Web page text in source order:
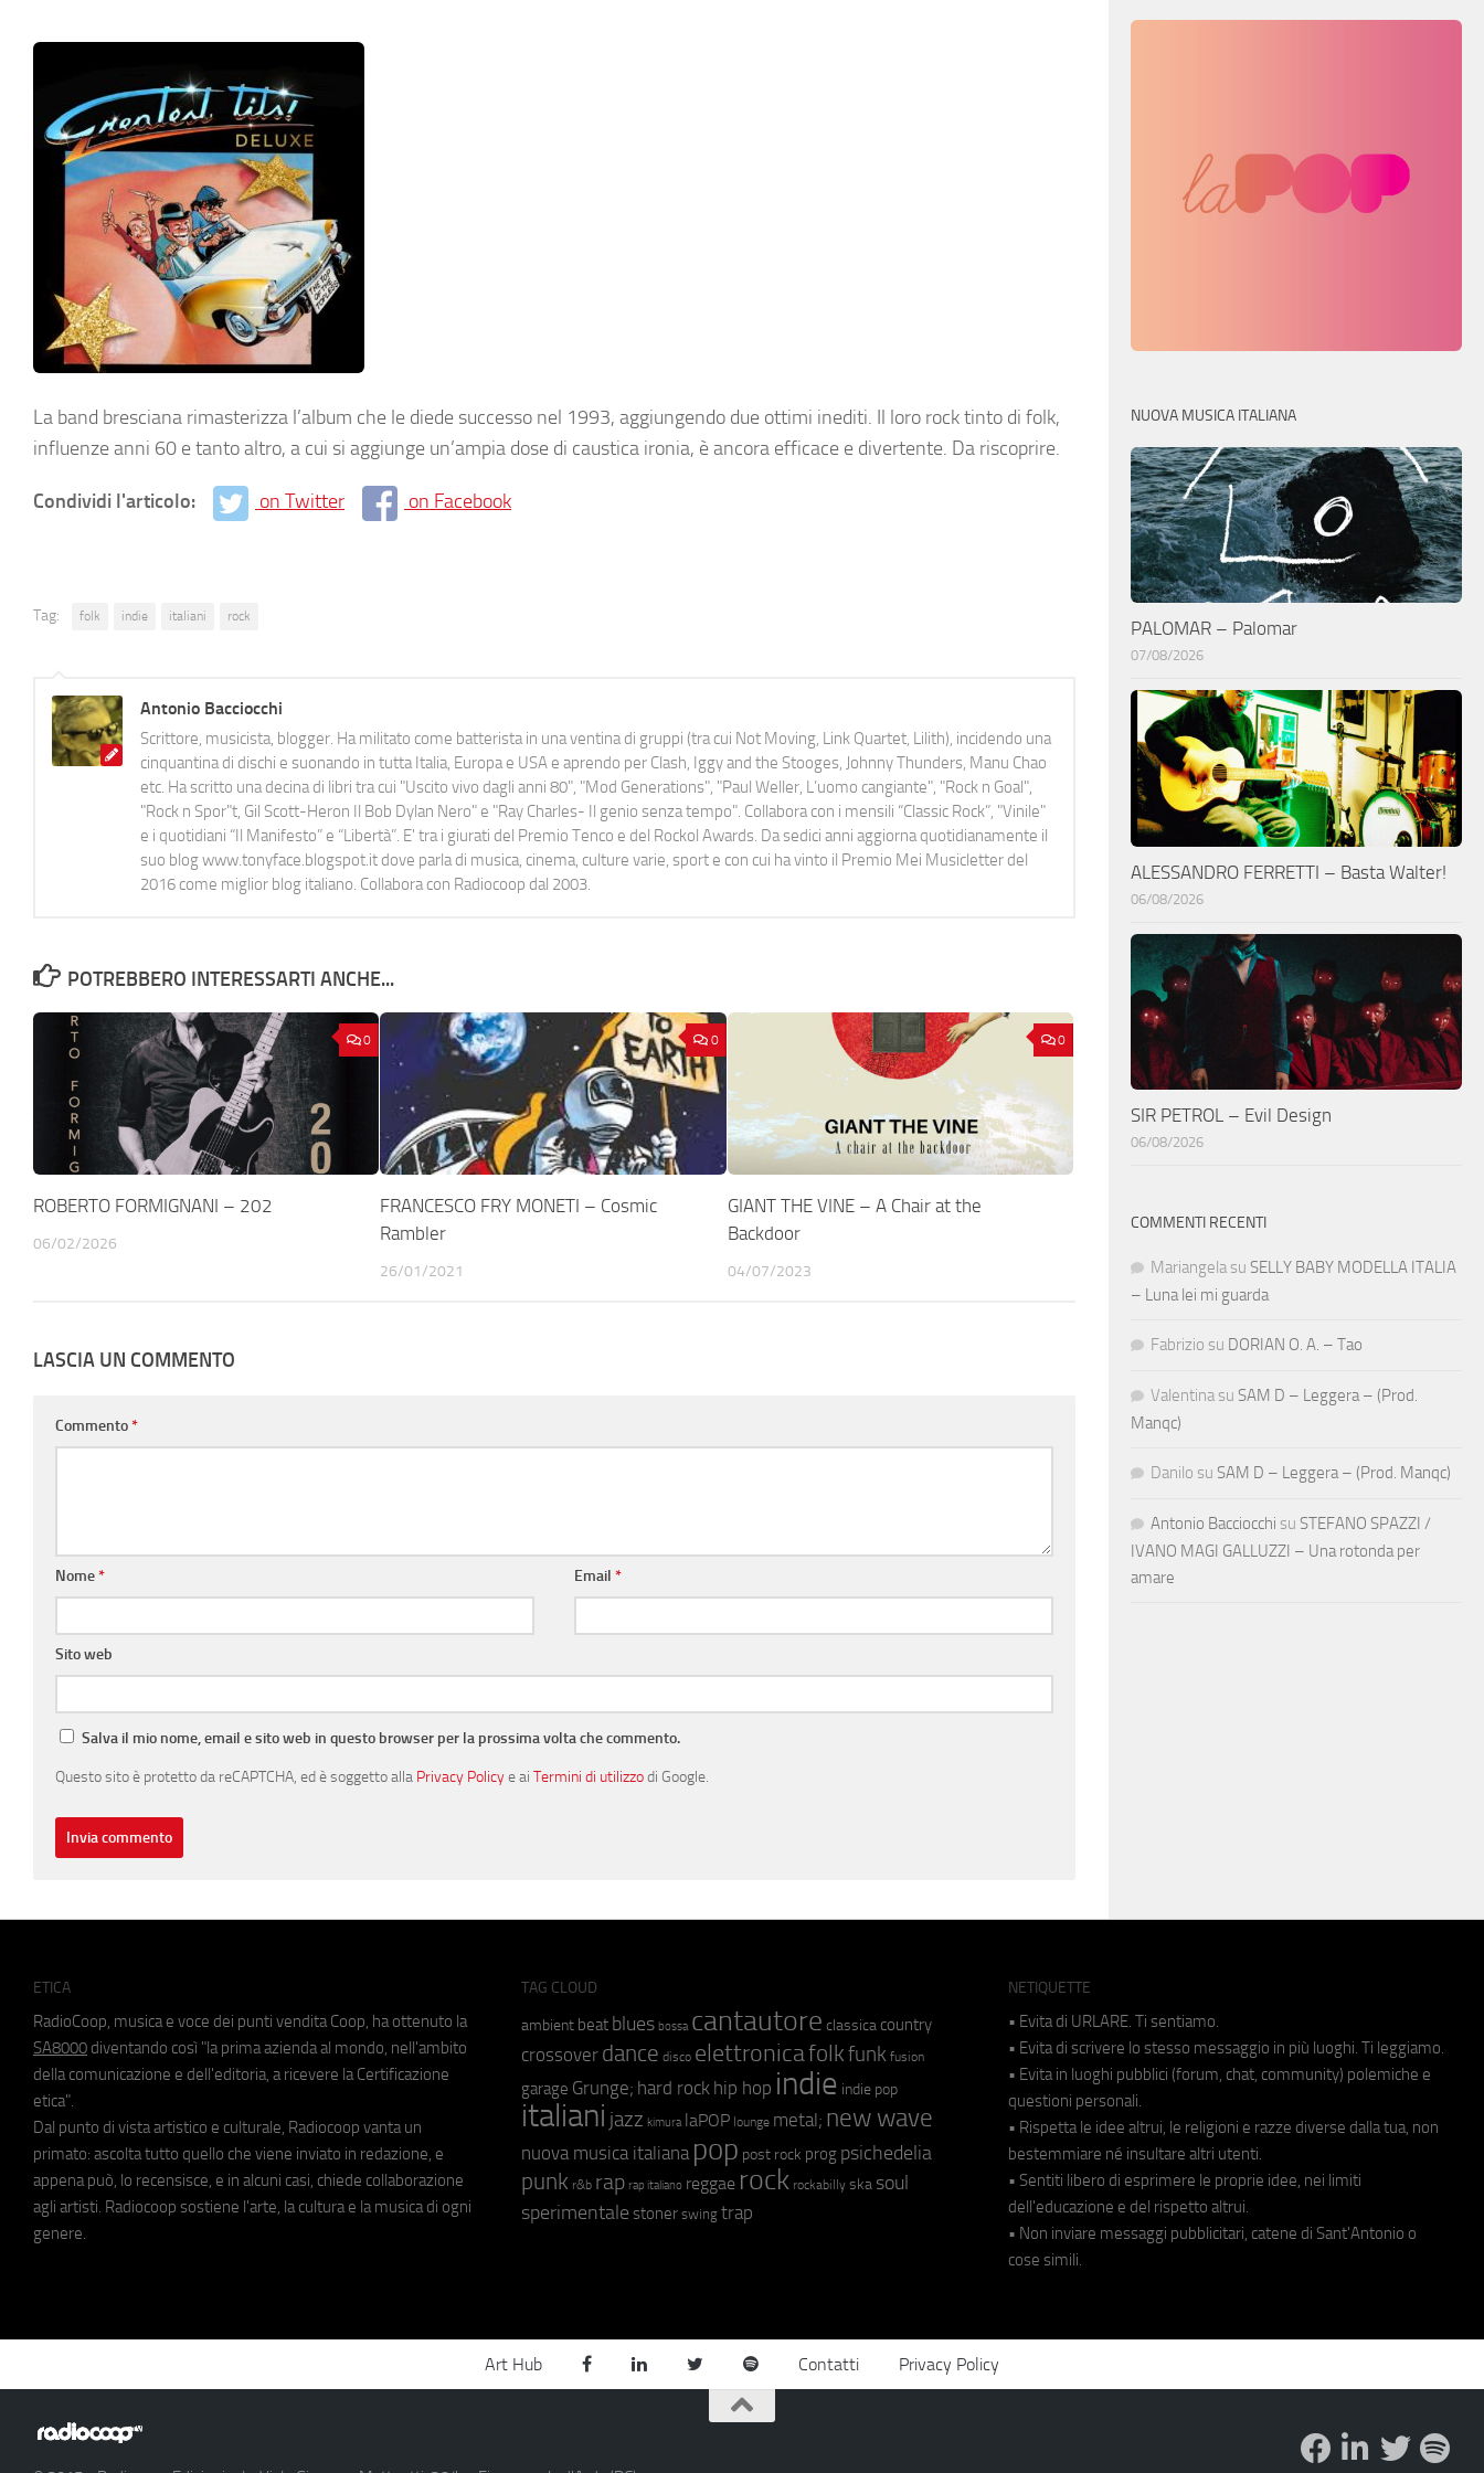
La band bresciana rimasterizza l’album che le diede successo nel 1993, aggiungendo due ottimi inediti. Il loro rock tinto di folk,
influenze anni 60 e tanto altro, a cui si aggiunge un’ampia dose di caustica ironia, è ancora efficace e divertente. Da riscoprire.
Condividi l'articolo: on Twitter on Facebook
Tag: folk indie italiani rock
Antonio Bacciocchi
Scrittore, musicista, blogger. Ha militato come batterista in una ventina di gruppi (tra cui Not Moving, Link Quartet, Lilith), incidendo una
cinquantina di dischi e suonando in tutta Italia, Europa e USA e aprendo per Clash, Iggy and the Stooges, Johnny Thunders, Manu Chao
etc. Ha scritto una decina di libri tra cui "Uscito vivo dagli anni 80", "Mod Generations", "Paul Weller, L’uomo cangiante", "Rock n Goal",
"Rock n Spor"t, Gil Scott-Heron Il Bob Dylan Nero" e "Ray Charles- Il genio senza tempo". Collabora con i mensili “Classic Rock”, "Vinile"
e i quotidiani “Il Manifesto” e “Libertà”. E' tra i giurati del Premio Tenco e del Rockol Awards. Da sedici anni aggiorna quotidianamente il
suo blog www.tonyface.blogspot.it dove parla di musica, cinema, culture varie, sport e con cui ha vinto il Premio Mei Musicletter del
2016 come miglior blog italiano. Collabora con Radiocoop dal 2003.
POTREBBERO INTERESSARTI ANCHE...
0
ROBERTO FORMIGNANI – 202
06/02/2026
0
FRANCESCO FRY MONETI – Cosmic
Rambler
26/01/2021
0
GIANT THE VINE – A Chair at the
Backdoor
04/07/2023
LASCIA UN COMMENTO
Commento*
Nome* Email*
Sito web
Salva il mio nome, email e sito web in questo browser per la prossima volta che commento.
Questo sito è protetto da reCAPTCHA, ed è soggetto alla Privacy Policye ai Termini di utilizzodi Google.
NUOVA MUSICA ITALIANA
PALOMAR – Palomar
07/08/2026
ALESSANDRO FERRETTI – Basta Walter!
06/08/2026
SIR PETROL – Evil Design
06/08/2026
COMMENTI RECENTI
Mariangela su SELLY BABY MODELLA ITALIA
– Luna lei mi guarda
Fabrizio su DORIAN O. A. – Tao
Valentina su SAM D – Leggera – (Prod.
Manqc)
Danilo su SAM D – Leggera – (Prod. Manqc)
Antonio Bacciocchi su STEFANO SPAZZI /
IVANO MAGI GALLUZZI – Una rotonda per
amare
ETICA
RadioCoop, musica e voce dei punti vendita Coop, ha ottenuto la
SA8000 diventando così "la prima azienda al mondo, nell'ambito
della comunicazione e dell'editoria, a ricevere la Certificazione
etica".
Dal punto di vista artistico e culturale, Radiocoop vanta un
primato: ascolta tutto quello che viene inviato in redazione, e
appena può, lo recensisce, e in alcuni casi, chiede collaborazione
agli artisti. Radiocoop sostiene l'arte, la cultura e la musica di ogni
genere.
TAG CLOUD
ambient beat blues bossa cantautore classica country
crossover dance disco elettronicafolkfunk fusion
garage Grunge; hard rock hip hop indie indie pop
italiani jazz kimura laPOP lounge metal; new wave
nuova musica italiana pop post rock prog psichedelia
punk r&b rap rap italiano reggae rock rockabilly ska soul
sperimentale stoner swing trap
NETIQUETTE
• Evita di URLARE. Ti sentiamo.
• Evita di scrivere lo stesso messaggio in più luoghi. Ti leggiamo.
• Evita in luoghi pubblici (forum, chat, community) polemiche e
questioni personali.
• Rispetta le idee altrui, le religioni e razze diverse dalla tua, non
bestemmiare né insultare altri utenti.
• Sentiti libero di esprimere le proprie idee, nei limiti
dell'educazione e del rispetto altrui.
• Non inviare messaggi pubblicitari, catene di Sant'Antonio o
cose simili.
Art Hub Contatti Privacy Policy